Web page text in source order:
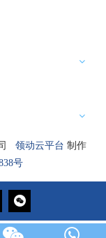
领动云平台 制作
号